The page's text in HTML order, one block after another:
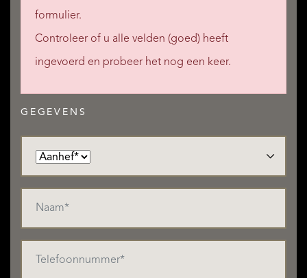
formulier.
Controleer of u alle velden (goed) heeft
ingevoerd en probeer het nog een keer.
GEGEVENS